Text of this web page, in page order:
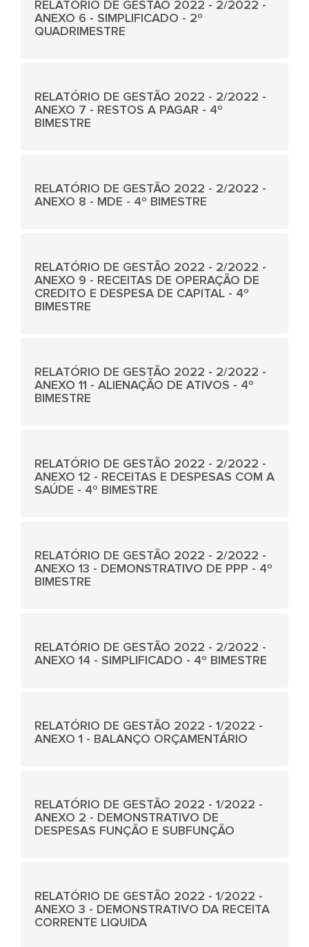
RELATÓRIO DE GESTÃO 2022 - 2/2022 -
ANEXO 6 - SIMPLIFICADO - 2º
QUADRIMESTRE
RELATÓRIO DE GESTÃO 2022 - 2/2022 -
ANEXO 7 - RESTOS A PAGAR - 4º
BIMESTRE
RELATÓRIO DE GESTÃO 2022 - 2/2022 -
ANEXO 8 - MDE - 4º BIMESTRE
RELATÓRIO DE GESTÃO 2022 - 2/2022 -
ANEXO 9 - RECEITAS DE OPERAÇÃO DE
CREDITO E DESPESA DE CAPITAL - 4º
BIMESTRE
RELATÓRIO DE GESTÃO 2022 - 2/2022 -
ANEXO 11 - ALIENAÇÃO DE ATIVOS - 4º
BIMESTRE
RELATÓRIO DE GESTÃO 2022 - 2/2022 -
ANEXO 12 - RECEITAS E DESPESAS COM A
SAÚDE - 4º BIMESTRE
RELATÓRIO DE GESTÃO 2022 - 2/2022 -
ANEXO 13 - DEMONSTRATIVO DE PPP - 4º
BIMESTRE
RELATÓRIO DE GESTÃO 2022 - 2/2022 -
ANEXO 14 - SIMPLIFICADO - 4º BIMESTRE
RELATÓRIO DE GESTÃO 2022 - 1/2022 -
ANEXO 1 - BALANÇO ORÇAMENTÁRIO
RELATÓRIO DE GESTÃO 2022 - 1/2022 -
ANEXO 2 - DEMONSTRATIVO DE
DESPESAS FUNÇÃO E SUBFUNÇÃO
RELATÓRIO DE GESTÃO 2022 - 1/2022 -
ANEXO 3 - DEMONSTRATIVO DA RECEITA
CORRENTE LIQUIDA